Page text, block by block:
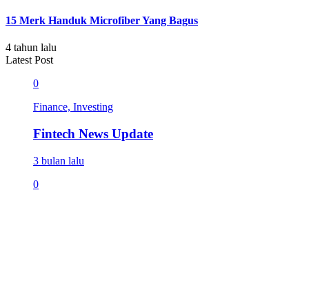
15 Merk Handuk Microfiber Yang Bagus
4 tahun lalu
Latest Post
0
Finance, Investing
Fintech News Update
3 bulan lalu
0